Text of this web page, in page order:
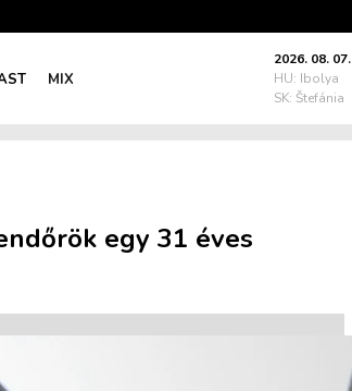
MIX
2026. 08. 07.
HU: Ibolya
SK: Štefánia
egy 31 éves